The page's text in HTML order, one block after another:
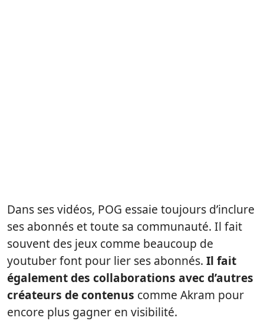
Dans ses vidéos, POG essaie toujours d’inclure
ses abonnés et toute sa communauté. Il fait
souvent des jeux comme beaucoup de
youtuber font pour lier ses abonnés. Il fait
également des collaborations avec d’autres
créateurs de contenus comme Akram pour
encore plus gagner en visibilité.